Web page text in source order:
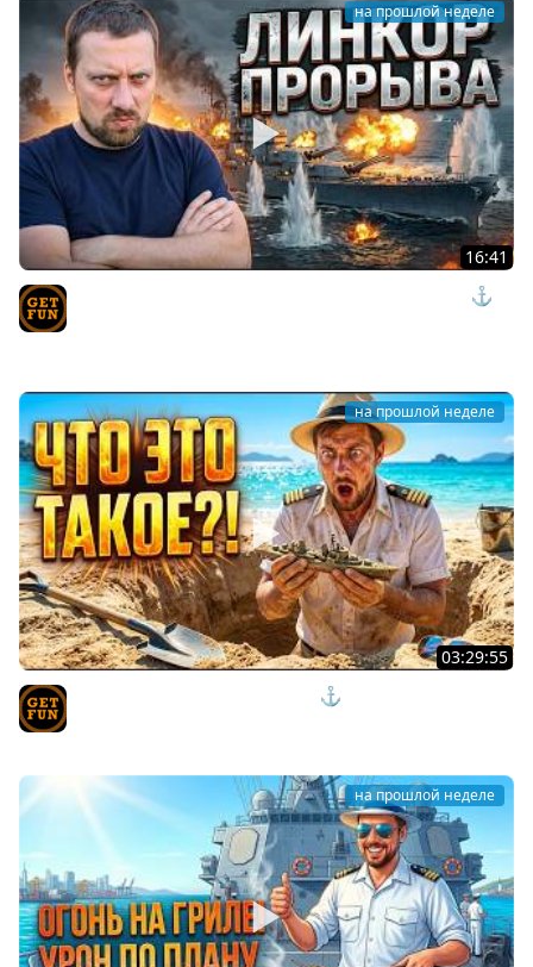
на прошлой неделе
16:41
New Jersey - лучший ПМК линкор? Честный обзор ⚓
на прошлой неделе
03:29:55
ЭТИ НОВИНКИ ВЗРЫВАЮТ МОЗГ ⚓ мир кораблей
на прошлой неделе